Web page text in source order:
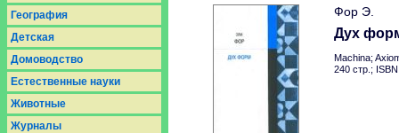
География
Детская
Домоводство
Естественные науки
Животные
Журналы
Фор Э.
Дух
Machina;
240 стр.;